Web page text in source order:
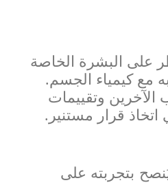
على البشرة الخاصة
مع كيمياء الجسم.
الآخرين وتقييمات
اتخاذ قرار مستنير.
بتجربته على